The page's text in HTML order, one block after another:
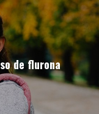
de flurona